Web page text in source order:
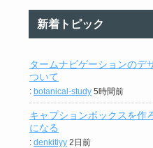
新着トピック
タームナビゲーションのデ
ついて
: botanical-study 5時間前
キャプションボックスを作
になる
: denkitiyy 2日前